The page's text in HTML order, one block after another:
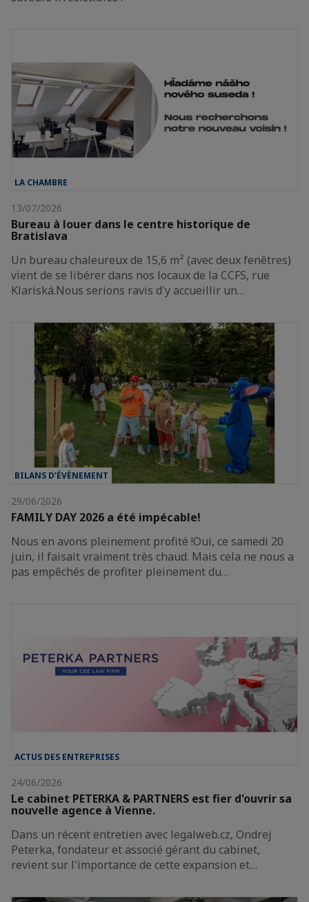
LA CHAMBRE
13/07/2026
Bureau à louer dans le centre historique de
Bratislava
Un bureau chaleureux de 15,6 m² (avec deux fenêtres)
vient de se libérer dans nos locaux de la CCFS, rue
Klariská.Nous serions ravis d'y accueillir un…
BILANS D’ÉVÈNEMENT
29/06/2026
FAMILY DAY 2026 a été impécable!
Nous en avons pleinement profité !Oui, ce samedi 20
juin, il faisait vraiment très chaud. Mais cela ne nous a
pas empêchés de profiter pleinement du…
ACTUS DES ENTREPRISES
24/06/2026
Le cabinet PETERKA & PARTNERS est fier d'ouvrir sa
nouvelle agence à Vienne.
Dans un récent entretien avec legalweb.cz, Ondrej
Peterka, fondateur et associé gérant du cabinet,
revient sur l'importance de cette expansion et…